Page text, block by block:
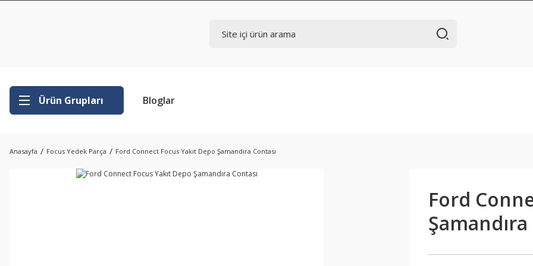
Ürün Grupları Bloglar
Anasayfa Focus Yedek Parça Ford Connect Focus Yakıt Depo Şamandıra Contası
Ford
Şamandıra